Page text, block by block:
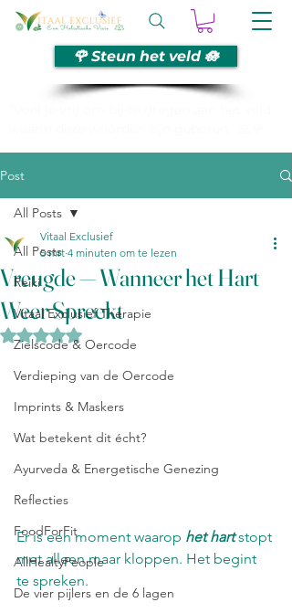
🌹 Steun het veld 🪷
Post
All Posts
Reiki
Vitaal Exclusief Therapie
Zielscode & Oercode
Verdieping van de Oercode
Imprints & Maskers
Wat betekent dit écht?
Ayurveda & Energetische Genezing
Reflecties
FoodForFit
AllHealtyPeople
De vier pijlers en de 6 lagen
All Posts
Vreugde — Wanneer het Hart
Weer Spreekt
Vitaal Exclusief
5 mrt 4 minuten om te lezen
Beoordeeld met NaN uit 5 sterren.
Er is een moment waarop het hart stopt
met alleen maar kloppen. Het begint
te spreken.